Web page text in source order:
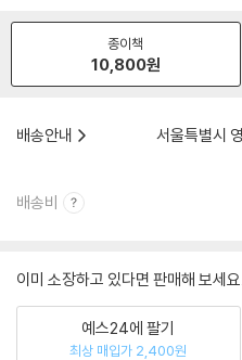
종이책
10,800원
배송안내
서울특별시
배송비
이미 소장하고 있다면 판매해 보세요.
예스24에 팔기
최상 매입가 2,400원